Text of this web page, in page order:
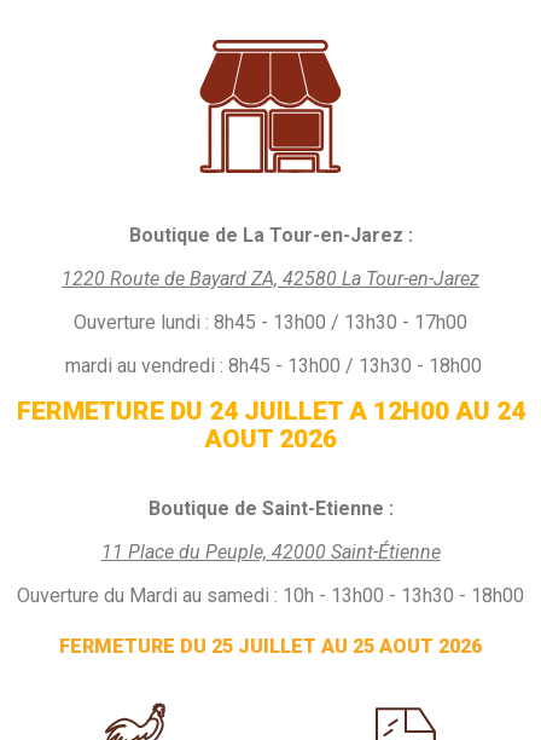
Boutique de La Tour-en-Jarez :
1220 Route de Bayard ZA, 42580 La Tour-en-Jarez
Ouverture lundi : 8h45 - 13h00 / 13h30 - 17h00
mardi au vendredi : 8h45 - 13h00 / 13h30 - 18h00
FERMETURE DU 24 JUILLET A 12H00 AU 24
AOUT 2026
Boutique de Saint-Etienne :
11 Place du Peuple, 42000 Saint-Étienne
Ouverture du Mardi au samedi : 10h - 13h00 - 13h30 - 18h00
FERMETURE DU 25 JUILLET AU 25 AOUT 2026